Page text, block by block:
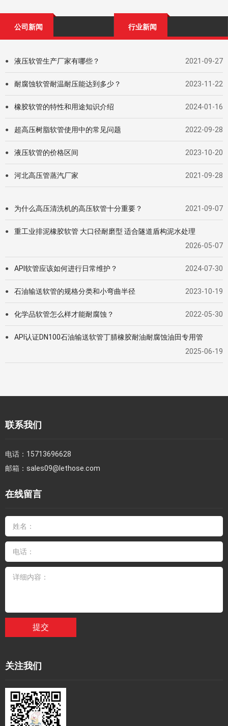
公司新闻 行业新闻
● 液压软管生产厂家有哪些？ 2021-09-27
● 耐腐蚀软管耐温耐压能达到多少？ 2023-11-22
● 橡胶软管的特性和用途知识介绍 2024-01-16
● 超高压树脂软管使用中的常见问题 2022-09-28
● 液压软管的价格区间 2023-10-20
● 河北高压管蒸汽厂家 2021-09-28
● 为什么高压清洗机的高压软管十分重要？ 2021-09-07
●
重工业排泥橡胶软管 大口径耐磨型 适合隧道盾构泥水处理
2026-05-07
● API软管应该如何进行日常维护？ 2024-07-30
● 石油输送软管的规格分类和小弯曲半径 2023-10-19
● 化学品软管怎么样才能耐腐蚀？ 2022-05-30
●
API认证DN100石油输送软管丁腈橡胶耐油耐腐蚀油田专用管
2025-06-19
联系我们
电话： 15713696628
邮箱： sales09@lethose.com
在线留言
提交
关注我们